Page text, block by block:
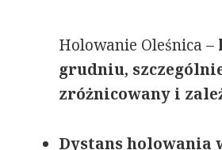
Holowanie Oleśnica –
grudniu,
zróżnicowany i
Dystans holowania